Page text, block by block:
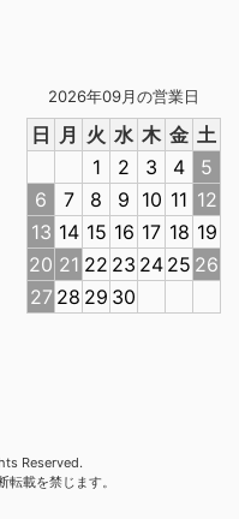
2026年09月の営業日
日 月 火 水 木 金 土
1
2 3 4
5
6
7 8 9 10 11 12
13 14 15 16 17 18 19
20 21 22 23 24 25 26
27 28 29 30
Reserved.
載を禁じます。